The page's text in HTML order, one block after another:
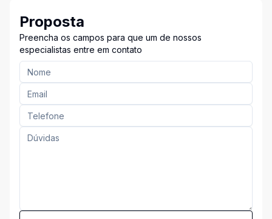
Proposta
Preencha os campos para que um de nossos
especialistas entre em contato